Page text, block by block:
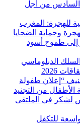
السادس من أجل
للهجرة: المغرب
وحماية الضحايا
إلى طموح أسود
الدبلوماسي
2026
“إعلان طفولة
الأطفال من التجنيد
لشكر في الملتقى
للتكفل